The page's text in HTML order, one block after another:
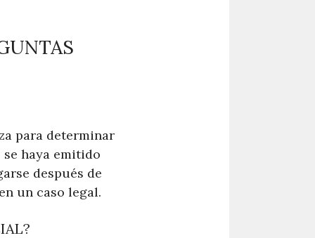
para determinar
haya emitido
después de
un caso legal.